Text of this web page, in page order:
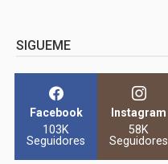
SIGUEME
Facebook
103K
Seguidores
Instagram
58K
Seguidores